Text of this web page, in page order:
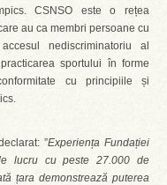
CSNSO este o rețea
au ca membri persoane cu
nediscriminatoriu al
sportului în forme
cu principiile și
”Experiența Fundației
lucru cu peste 27.000 de
țara demonstrează puterea